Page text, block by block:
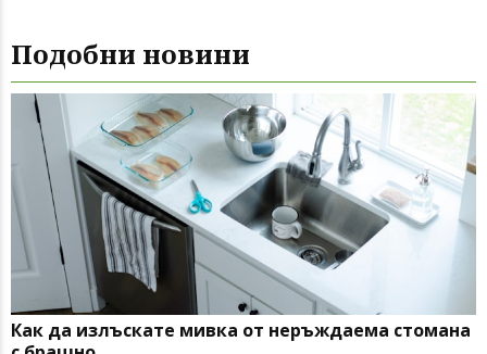
Подобни новини
Как да излъскате мивка от неръждаема стомана